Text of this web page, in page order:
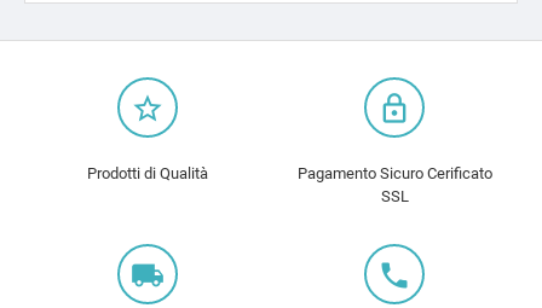
star_border
Prodotti di Qualità
lock_outline
Pagamento Sicuro Cerificato
SSL
local_shipping local_phone